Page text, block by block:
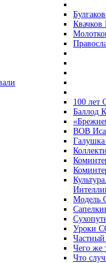
100 лет
Баллод
ВОВ
Модель
Уроки
Чего же
Что